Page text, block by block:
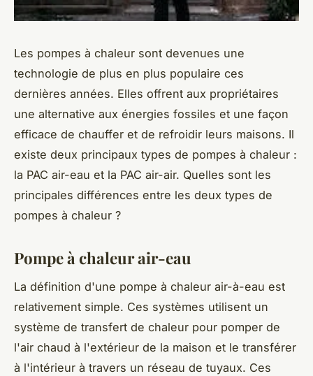
Les pompes à chaleur sont devenues une
technologie de plus en plus populaire ces
dernières années. Elles offrent aux propriétaires
une alternative aux énergies fossiles et une façon
efficace de chauffer et de refroidir leurs maisons. Il
existe deux principaux types de pompes à chaleur :
la PAC air-eau et la PAC air-air. Quelles sont les
principales différences entre les deux types de
pompes à chaleur ?
Pompe à chaleur air-eau
La définition d'une pompe à chaleur air-à-eau est
relativement simple. Ces systèmes utilisent un
système de transfert de chaleur pour pomper de
l'air chaud à l'extérieur de la maison et le transférer
à l'intérieur à travers un réseau de tuyaux. Ces